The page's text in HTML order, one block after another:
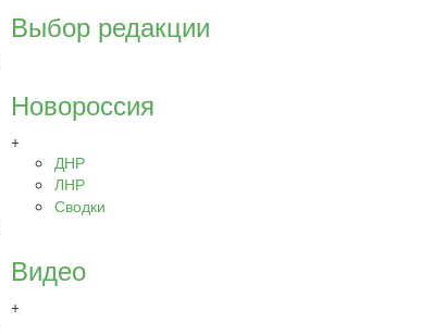
Выбор редакции
Новороссия
+
ДНР
ЛНР
Сводки
Видео
+